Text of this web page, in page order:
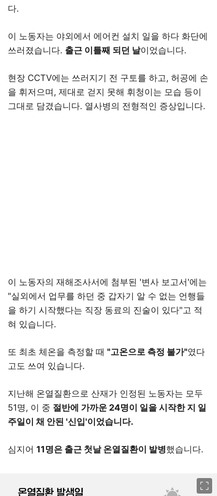
다.
이 노동자는 야외에서 에어컨 설치 일을 하다 화단에
쓰러졌습니다. 출근 이틀째 되던 날이었습니다.
현장 CCTV에는 쓰러지기 전 구토를 하고, 허공에 손
을 휘저으며, 제대로 걷지 못해 휘청이는 모습 등이
그대로 담겼습니다. 열사병의 전형적인 증상입니다.
이 노동자의 재해조사서에 첨부된 '변사 보고서'에는
"실외에서 업무를 하던 중 갑자기 알 수 없는 언행들
을 하기 시작했다는 직장 동료의 진술이 있다"고 적
혀 있습니다.
또 최초 체온을 측정할 때 "고온으로 측정 불가"였다
고도 쓰여 있습니다.
지난해 온열질환으로 산재가 인정된 노동자는 모두
51명, 이 중 절반에 가까운 24명이 일을 시작한 지 일
주일이 채 안된 '신입'이었습니다.
심지어 11명은 출근 첫날 온열질환이 발병했습니다.